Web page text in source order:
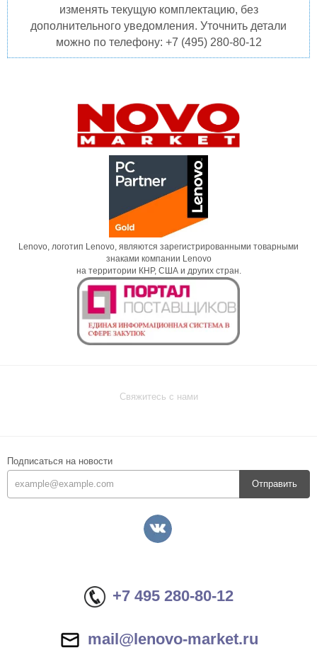
изменять текущую комплектацию, без
дополнительного уведомления. Уточнить детали
можно по телефону: +7 (495) 280-80-12
Lenovo, логотип Lenovo, являются зарегистрированными товарными
знаками компании Lenovo
на территории КНР, США и других стран.
Свяжитесь с нами
Подписаться на новости
Отправить
+7 495 280-80-12
mail@lenovo-market.ru